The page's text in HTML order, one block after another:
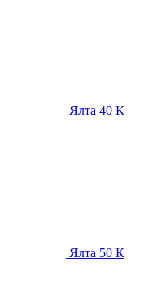
Ялта 40 К
Ялта 50 К